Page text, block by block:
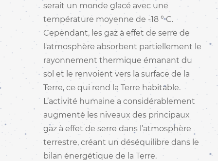
serait un monde glacé avec une
température moyenne de -18 ° C.
Cependant, les gaz à effet de serre de
l'atmosphère absorbent partiellement le
rayonnement thermique émanant du
sol et le renvoient vers la surface de la
Terre, ce qui rend la Terre habitable.
L’activité humaine a considérablement
augmenté les niveaux des principaux
gaz à effet de serre dans l’atmosphère
terrestre, créant un déséquilibre dans le
bilan énergétique de la Terre.